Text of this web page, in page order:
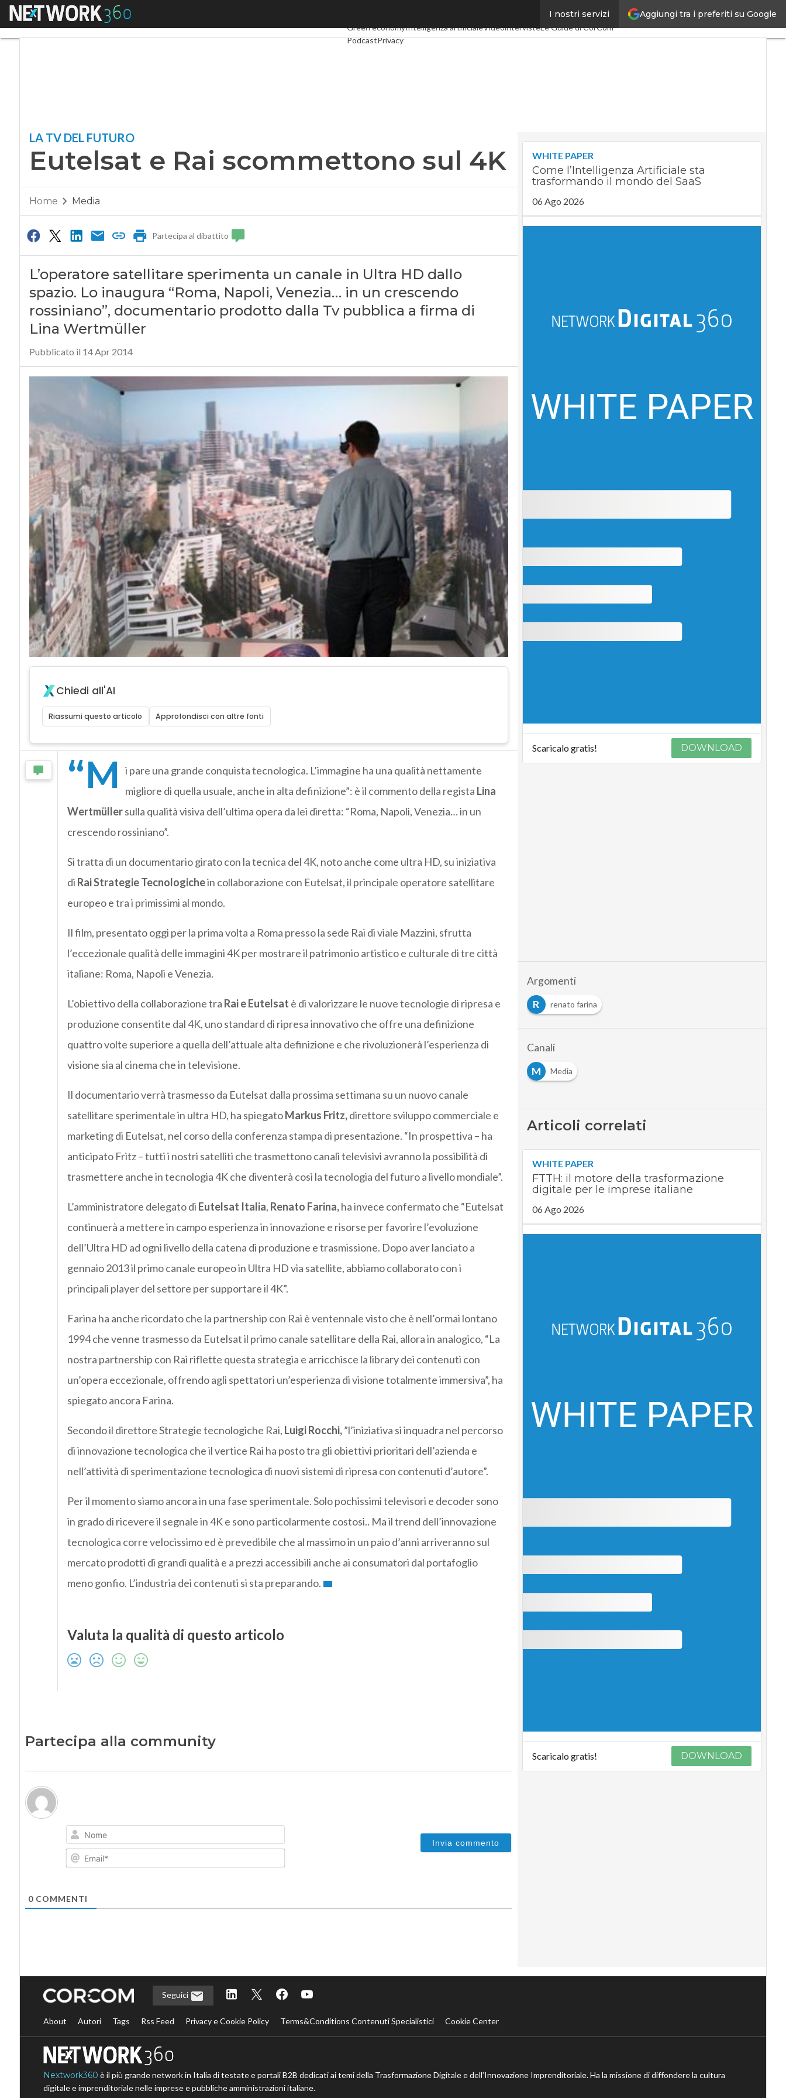
Aggiungi tra i preferiti su Google
I nostri servizi
Menu SpacEconomyPA Digitale
Green economyIntelligenza artificialeVideointervisteLe Guide di CorCom
PodcastPrivacy
LA TV DEL FUTURO
Eutelsat e Rai scommettono sul 4K
Home Media
Partecipa al dibattito
L’operatore satellitare sperimenta un canale in Ultra HD dallo
spazio. Lo inaugura “Roma, Napoli, Venezia… in un crescendo
rossiniano”, documentario prodotto dalla Tv pubblica a firma di
Lina Wertmüller
Pubblicato il 14 Apr 2014
Chiedi all'AI
Riassumi questo articolo Approfondisci con altre fonti
“M
i pare una grande conquista tecnologica. L’immagine ha una qualità nettamente
migliore di quella usuale, anche in alta definizione”: è il commento della regista Lina
Wertmüllersulla qualità visiva dell’ultima opera da lei diretta: “Roma, Napoli, Venezia… in un
crescendo rossiniano”.
Si tratta di un documentario girato con la tecnica del 4K, noto anche come ultra HD, su iniziativa
di Rai Strategie Tecnologichein collaborazione con Eutelsat, il principale operatore satellitare
europeo e tra i primissimi al mondo.
Il film, presentato oggi per la prima volta a Roma presso la sede Rai di viale Mazzini, sfrutta
l’eccezionale qualità delle immagini 4K per mostrare il patrimonio artistico e culturale di tre città
italiane: Roma, Napoli e Venezia.
L’obiettivo della collaborazione tra Rai e Eutelsat è di valorizzare le nuove tecnologie di ripresa e
produzione consentite dal 4K, uno standard di ripresa innovativo che offre una definizione
quattro volte superiore a quella dell’attuale alta definizione e che rivoluzionerà l’esperienza di
visione sia al cinema che in televisione.
Il documentario verrà trasmesso da Eutelsat dalla prossima settimana su un nuovo canale
satellitare sperimentale in ultra HD, ha spiegatoMarkus Fritz,direttore sviluppo commerciale e
marketing di Eutelsat, nel corso della conferenza stampa di presentazione. “In prospettiva – ha
anticipato Fritz – tutti i nostri satelliti che trasmettono canali televisivi avranno la possibilità di
trasmettere anche in tecnologia 4K che diventerà così la tecnologia del futuro a livello mondiale”.
L’amministratore delegato di Eutelsat Italia, Renato Farina,ha invece confermato che “Eutelsat
continuerà a mettere in campo esperienza in innovazione e risorse per favorire l’evoluzione
dell’Ultra HD ad ogni livello della catena di produzione e trasmissione. Dopo aver lanciato a
gennaio 2013 il primo canale europeo in Ultra HD via satellite, abbiamo collaborato con i
principali player del settore per supportare il 4K”.
Farina ha anche ricordato che la partnership con Rai è ventennale visto che è nell’ormai lontano
1994 che venne trasmesso da Eutelsat il primo canale satellitare della Rai, allora in analogico, “La
nostra partnership con Rai riflette questa strategia e arricchisce la library dei contenuti con
un’opera eccezionale, offrendo agli spettatori un’esperienza di visione totalmente immersiva”, ha
spiegato ancora Farina.
Secondo il direttore Strategie tecnologiche Rai, Luigi Rocchi,”l’iniziativa si inquadra nel percorso
di innovazione tecnologica che il vertice Rai ha posto tra gli obiettivi prioritari dell’azienda e
nell’attività di sperimentazione tecnologica di nuovi sistemi di ripresa con contenuti d’autore”.
Per il momento siamo ancora in una fase sperimentale. Solo pochissimi televisori e decoder sono
in grado di ricevere il segnale in 4K e sono particolarmente costosi.. Ma il trend dell’innovazione
tecnologica corre velocissimo ed è prevedibile che al massimo in un paio d’anni arriveranno sul
mercato prodotti di grandi qualità e a prezzi accessibili anche ai consumatori dal portafoglio
meno gonfio. L’industria dei contenuti si sta preparando.
Valuta la qualità di questo articolo
Partecipa alla community
Nome
Email*
0COMMENTI
WHITE PAPER
Come l’Intelligenza Artificiale sta
trasformando il mondo del SaaS
06 Ago 2026
Scaricalo gratis! DOWNLOAD
Argomenti
R
renato farina
Canali
M
Media
Articoli correlati
WHITE PAPER
FTTH: il motore della trasformazione
digitale per le imprese italiane
06 Ago 2026
Scaricalo gratis! DOWNLOAD
Seguici
About Autori Tags Rss Feed Privacy e Cookie Policy Terms&Conditions Contenuti Specialistici Cookie Center
Nextwork360 è il più grande network in Italia di testate e portali B2B dedicati ai temi della Trasformazione Digitale e dell’Innovazione Imprenditoriale. Ha la missione di diffondere la cultura
digitale e imprenditoriale nelle imprese e pubbliche amministrazioni italiane.